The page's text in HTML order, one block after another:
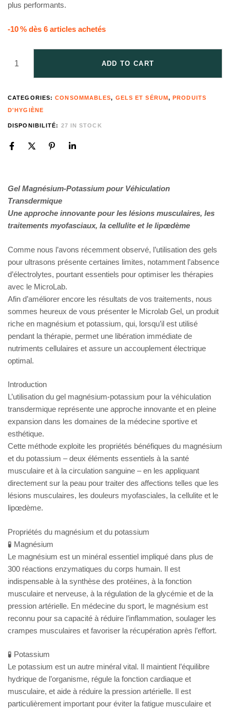
plus performants.
-10 % dès 6 articles achetés
ADD TO CART
CATEGORIES:CONSOMMABLES, GELS ET SÉRUM,PRODUITS
D'HYGIÈNE
DISPONIBILITÉ: 27 IN STOCK
Gel Magnésium-Potassium pour Véhiculation
Transdermique
Une approche innovante pour les lésions musculaires, les
traitements myofasciaux, la cellulite et le lipœdème
Comme nous l’avons récemment observé, l’utilisation des gels
pour ultrasons présente certaines limites, notamment l’absence
d’électrolytes, pourtant essentiels pour optimiser les thérapies
avec le MicroLab.
Afin d’améliorer encore les résultats de vos traitements, nous
sommes heureux de vous présenter le Microlab Gel, un produit
riche en magnésium et potassium, qui, lorsqu’il est utilisé
pendant la thérapie, permet une libération immédiate de
nutriments cellulaires et assure un accouplement électrique
optimal.
Introduction
L’utilisation du gel magnésium-potassium pour la véhiculation
transdermique représente une approche innovante et en pleine
expansion dans les domaines de la médecine sportive et
esthétique.
Cette méthode exploite les propriétés bénéfiques du magnésium
et du potassium – deux éléments essentiels à la santé
musculaire et à la circulation sanguine – en les appliquant
directement sur la peau pour traiter des affections telles que les
lésions musculaires, les douleurs myofasciales, la cellulite et le
lipœdème.
Propriétés du magnésium et du potassium
🧪 Magnésium
Le magnésium est un minéral essentiel impliqué dans plus de
300 réactions enzymatiques du corps humain. Il est
indispensable à la synthèse des protéines, à la fonction
musculaire et nerveuse, à la régulation de la glycémie et de la
pression artérielle. En médecine du sport, le magnésium est
reconnu pour sa capacité à réduire l’inflammation, soulager les
crampes musculaires et favoriser la récupération après l’effort.
🧪 Potassium
Le potassium est un autre minéral vital. Il maintient l’équilibre
hydrique de l’organisme, régule la fonction cardiaque et
musculaire, et aide à réduire la pression artérielle. Il est
particulièrement important pour éviter la fatigue musculaire et